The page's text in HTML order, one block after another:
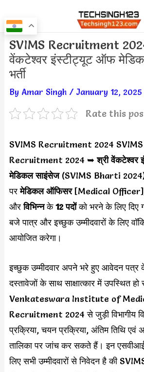
to
content
SVIMS Recruitment
वेंकटेश्वर इंस्टीट्यूट ऑफ
भर्ती
By Amar Singh / January 12, 2025
Rate this
SVIMS Recruitment 2024
Recruitment 2024 ➥श्री वेंकटेश्वर
मेडिकल साइंसेज (SVIMS Bharti
परमेडिकल ऑफिसर [Medical
औरविभिन्नके12 पदोंको भरने के लिए दिए
बजे पात्र और इच्छुक उम्मीदवारों के लिए
आयोजित करेगा।
इच्छुक उम्मीदवार अपने भरे हुए आवेदन पत्र
दस्तावेजों के साथ साक्षात्कार में उपस्थित
Venkateswara Institute of
Recruitment 2024 से जुड़ी विभागीय
प्रक्रिया, चयन प्रक्रिया, अंतिम तिथि एवं
तालिका पर जांच कर सकते हैं। इन
लिए सभी उम्मीदवारों से निवेदन है की
Post
navigation